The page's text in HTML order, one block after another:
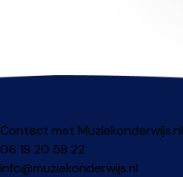
Contact met Muziekonderwijs.nl
06 18 20 58 22
info@muziekonderwijs.nl